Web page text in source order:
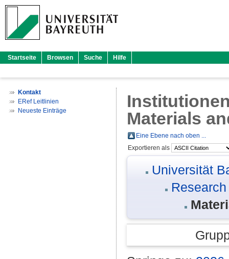
Startseite Browsen Suche Hilfe
Kontakt
ERef Leitlinien
Neueste Einträge
Materials
Eine Ebene nach oben ...
Exportieren als
Universität